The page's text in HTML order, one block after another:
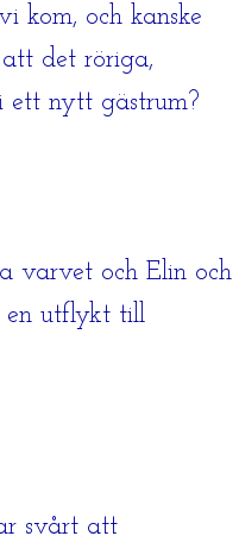
kom, och kanske
det röriga,
nytt gästrum?
varvet och Elin och
en utflykt till
svårt att